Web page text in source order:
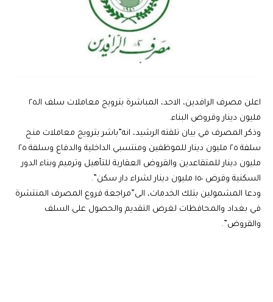
اعلن مصرف الرافدين، الاحد، المباشرة بترويج معاملات سلف الـ٢٥
مليون دينار وقروض البناء.
وذكر المصرف في بيان تلقته الرشيد، انه”باشر بترويج معاملات منح
سلفة ٢٥ مليون دينار للموظفين ومنتسبي الداخلية والدفاع وسلفة ٢٥
مليون دينار للمتقاعدين والقروض العقارية للتأهيل وترميم وبناء الدور
السكنية وقرض ١٥٠ مليون دينار لشراء دار سكن”.
ودعا المشمولين بتلك الخدمات، الى”مراجعة فروع المصرف المنتشرة
في بغداد والمحافظات لغرض التقديم والحصول على السلف
والقروض”.